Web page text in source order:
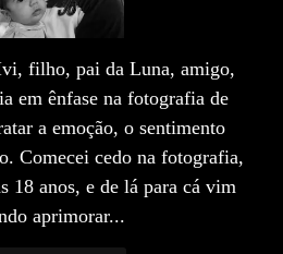
filho, pai da Luna, amigo,
em ênfase na fotografia de
a emoção, o sentimento
Comecei cedo na fotografia,
18 anos, e de lá para cá vim
aprimorar...